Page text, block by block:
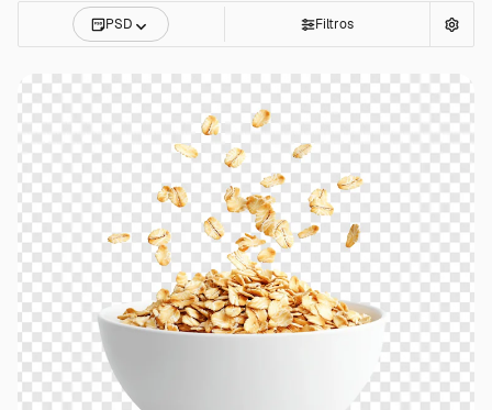
PSD Filtros